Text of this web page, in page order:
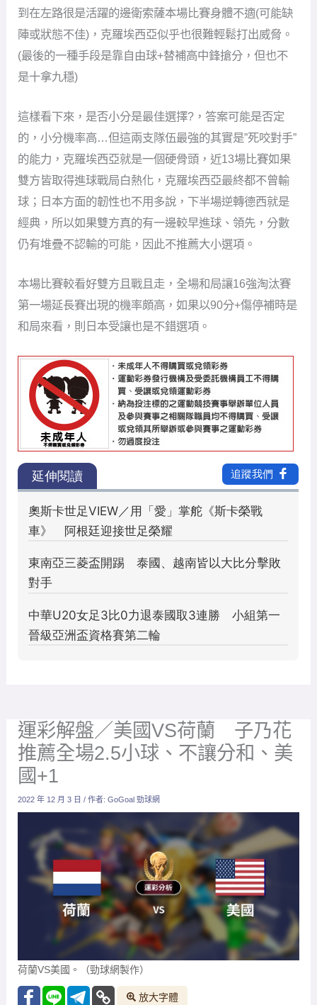
到在左路很是活躍的邊衛索薩本場比賽身體不適(可能缺
陣或狀態不佳)，克羅埃西亞似乎也很難輕鬆打出威脅。
(最後的一種手段是靠自由球+替補高中鋒搶分，但也不
是十拿九穩)
這樣看下來，是否小分是最佳選擇?，答案可能是否定
的，小分機率高…但這兩支隊伍最強的其實是”死咬對手”
的能力，克羅埃西亞就是一個硬骨頭，近13場比賽如果
雙方皆取得進球戰局白熱化，克羅埃西亞最終都不曾輸
球；日本方面的韌性也不用多說，下半場逆轉德西就是
經典，所以如果雙方真的有一邊較早進球、領先，分數
仍有堆疊不認輸的可能，因此不推薦大小選項。
本場比賽較看好雙方且戰且走，全場和局讓16強淘汰賽
第一場延長賽出現的機率頗高，如果以90分+傷停補時是
和局來看，則日本受讓也是不錯選項。
運彩解盤／美國VS荷蘭 子乃花
推薦全場2.5小球、不讓分和、美
國+1
2022 年 12 月 3 日/ 作者:GoGoal 勁球網
荷蘭VS美國。（勁球網製作）
放大字體